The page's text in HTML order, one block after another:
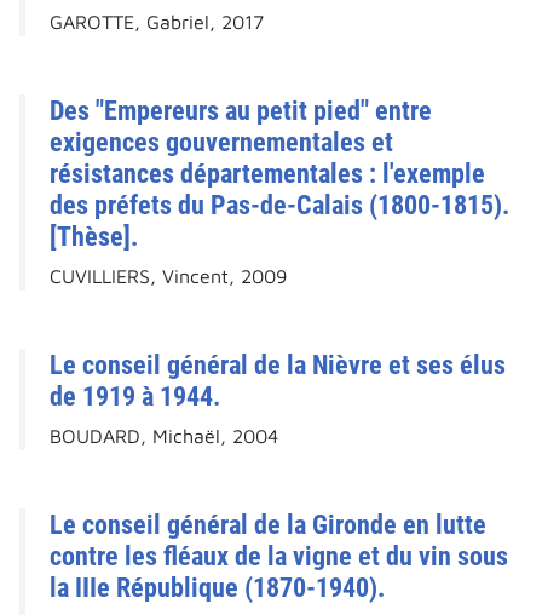
GAROTTE, Gabriel, 2017
Des "Empereurs au petit pied" entre
exigences gouvernementales et
résistances départementales : l'exemple
des préfets du Pas-de-Calais (1800-1815).
[Thèse].
CUVILLIERS, Vincent, 2009
Le conseil général de la Nièvre et ses élus
de 1919 à 1944.
BOUDARD, Michaël, 2004
Le conseil général de la Gironde en lutte
contre les fléaux de la vigne et du vin sous
la IIIe République (1870-1940).